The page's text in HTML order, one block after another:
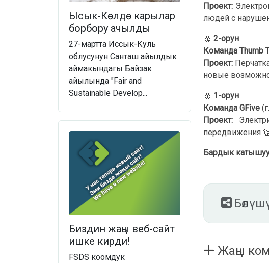
Ысык-Көлдө карылар
борбору ачылды
27-мартта Иссык-Куль
облусунун Санташ айылдык
аймакындагы Байзак
айылында "Fair and
Sustainable Develop...
Биздин жаңы веб-сайт
ишке кирди!
FSDS коомдук
Проект:
людей с
🥈 2-орун
Команда Thumb
Проект:
новые
🥇 1-орун
Команда GFive
Проект:
передвижения
Бардык
Жаңы